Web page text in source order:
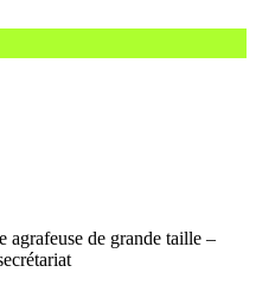
de grande taille –